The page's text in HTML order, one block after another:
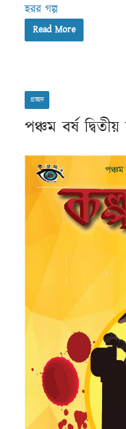
হরর গল্প
Read More
প্রচ্ছদ
পঞ্চম বর্ষ দ্বিতীয়